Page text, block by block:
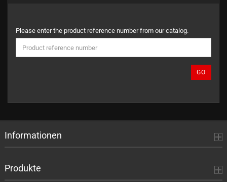
PLEASE
ENTER
THE
PRODUCT
CATALOG.
Please enter the product reference number from our catalog.
GO
Informationen
Produkte